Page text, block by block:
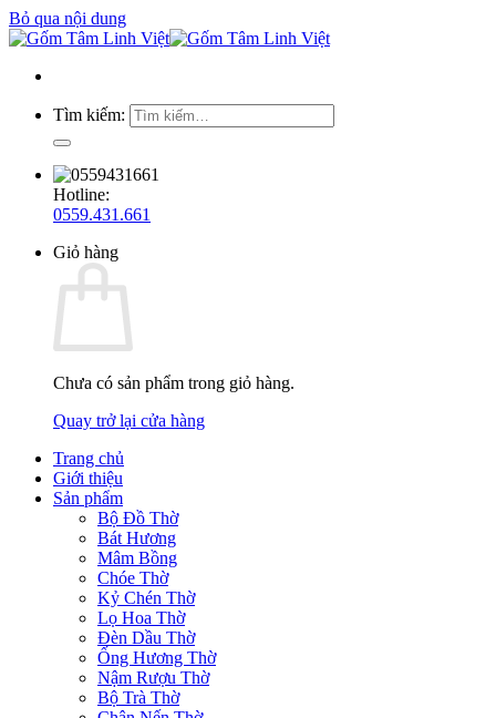
Bỏ qua nội dung
Tìm kiếm:
Hotline:
0559.431.661
Giỏ hàng
Chưa có sản phẩm trong giỏ hàng.
Quay trở lại cửa hàng
Trang chủ
Giới thiệu
Sản phẩm
Bộ Đồ Thờ
Bát Hương
Mâm Bồng
Chóe Thờ
Kỷ Chén Thờ
Lọ Hoa Thờ
Đèn Dầu Thờ
Ống Hương Thờ
Nậm Rượu Thờ
Bộ Trà Thờ